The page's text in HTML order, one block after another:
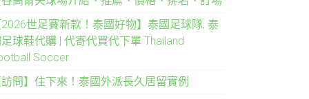
2026世足賽新款！泰國好物】泰國足球隊, 泰
足球鞋代購 | 代寄代買代下單 Thailand
Soccer
訪問】住下來！泰國外派長久居留實例